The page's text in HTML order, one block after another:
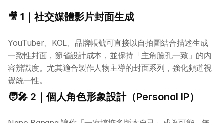
🎥 1｜社交媒體影片封面生成
YouTuber、KOL、品牌帳號可直接以自拍圖結合描述生成
一致性封面，節省設計成本，並保持「主角臉孔一致」的內
容辨識度。尤其適合製作人物主導的封面系列，強化頻道視
覺統一性。
🧑‍🎤 2｜個人角色形象設計（Personal IP）